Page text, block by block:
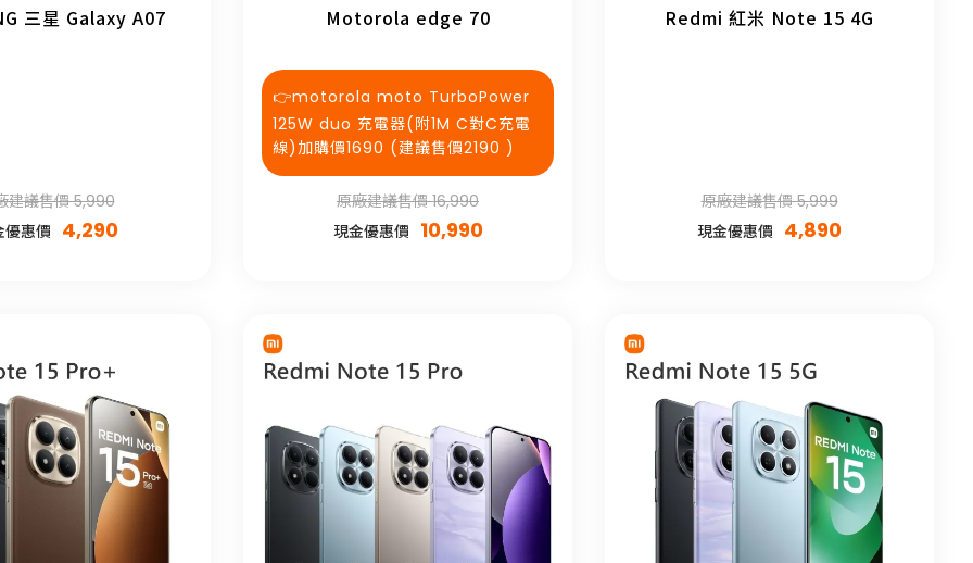
三星 Galaxy A07
建議售價 5,990
優惠價 4,290
Motorola edge 70
👉motorola moto TurboPower
125W duo 充電器(附1M C對C充電
線)加購價1690 (建議售價2190 )
原廠建議售價 16,990
現金優惠價 10,990
Redmi 紅米 Note 15 4G
原廠建議售價 5,999
現金優惠價 4,890